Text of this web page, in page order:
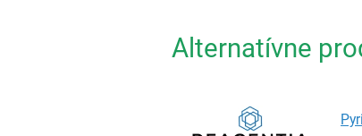
Alternatívne